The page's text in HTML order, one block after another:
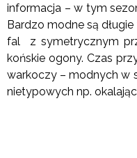
informacja – w tym
Bardzo modne są
fal z symetrycznym
końskie ogony. Czas
warkoczy – modnych w
nietypowych np.